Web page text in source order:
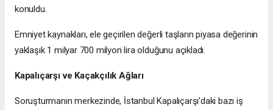
konuldu.
Emniyet kaynakları, ele geçirilen değerli taşların piyasa değerinin
yaklaşık 1 milyar 700 milyon lira olduğunu açıkladı.
Kapalıçarşı ve Kaçakçılık Ağları
Soruşturmanın merkezinde, İstanbul Kapalıçarşı’daki bazı iş